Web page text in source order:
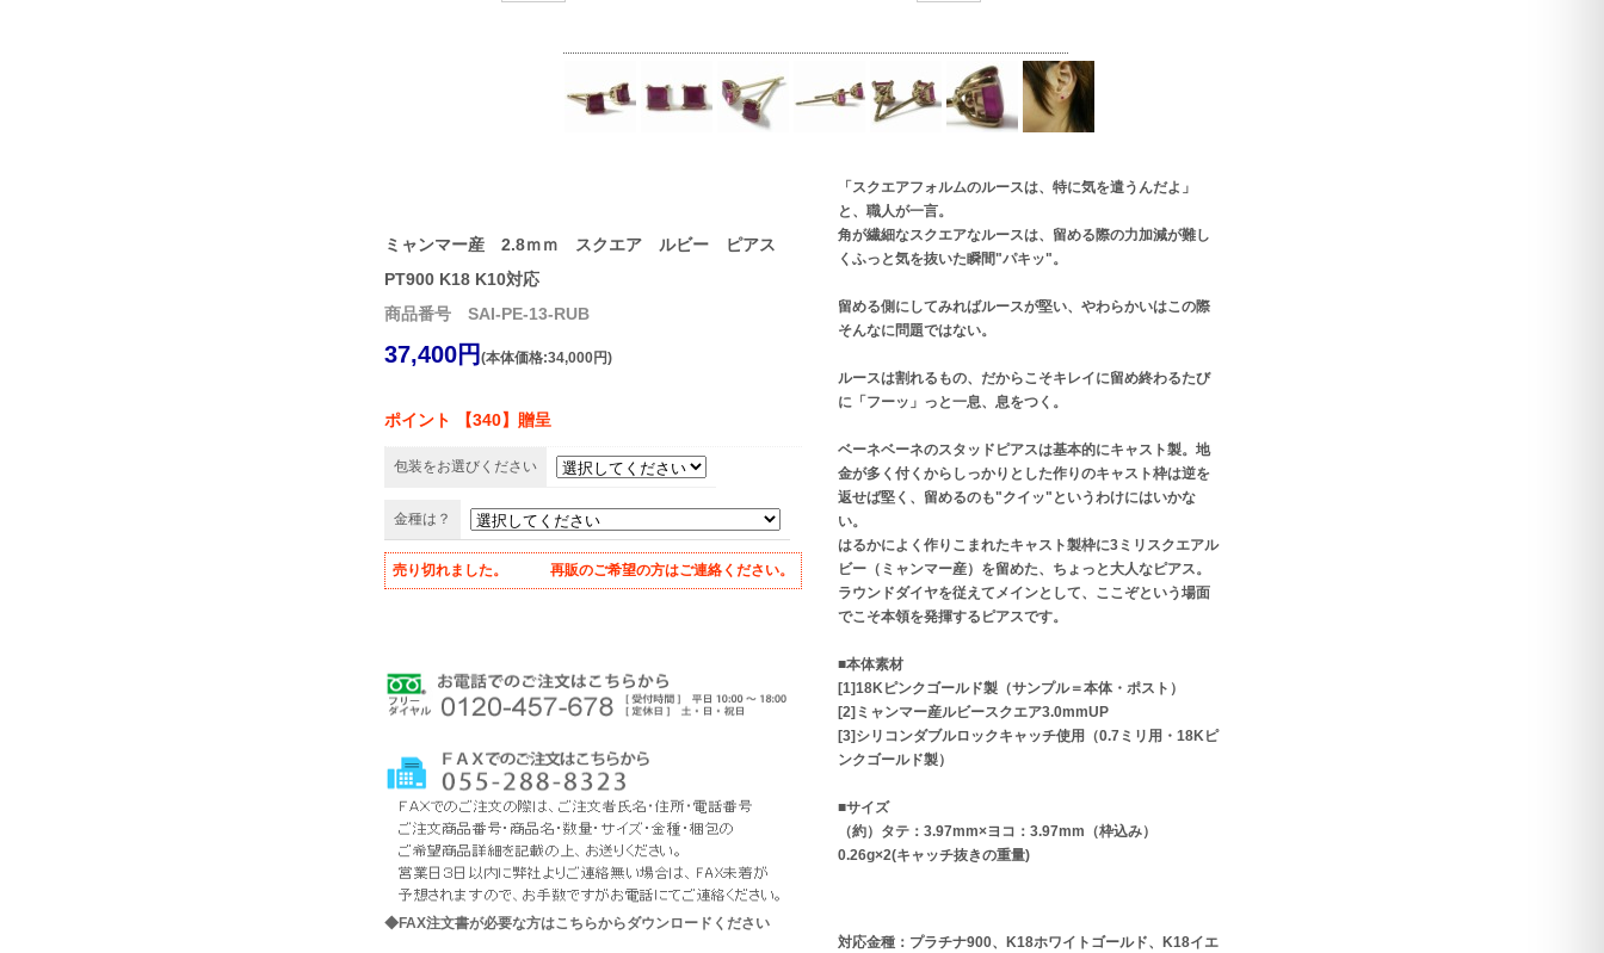
「スクエアフォルムのルースは、特に気を遣うんだよ」
と、職人が一言。
角が繊細なスクエアなルースは、留める際の力加減が難し
くふっと気を抜いた瞬間"パキッ"。
留める側にしてみればルースが堅い、やわらかいはこの際
そんなに問題ではない。
ルースは割れるもの、だからこそキレイに留め終わるたび
に「フーッ」っと一息、息をつく。
ベーネベーネのスタッドピアスは基本的にキャスト製。地
金が多く付くからしっかりとした作りのキャスト枠は逆を
返せば堅く、留めるのも"クイッ"というわけにはいかな
い。
はるかによく作りこまれたキャスト製枠に3ミリスクエアル
ビー（ミャンマー産）を留めた、ちょっと大人なピアス。
ラウンドダイヤを従えてメインとして、ここぞという場面
でこそ本領を発揮するピアスです。
■本体素材
[1]18Kピンクゴールド製（サンプル＝本体・ポスト）
[2]ミャンマー産ルビースクエア3.0mmUP
[3]シリコンダブルロックキャッチ使用（0.7ミリ用・18Kピ
ンクゴールド製）
■サイズ
（約）タテ：3.97mm×ヨコ：3.97mm（枠込み）
0.26g×2(キャッチ抜きの重量)
対応金種：プラチナ900、K18ホワイトゴールド、K18イエ
ミャンマー産 2.8ｍｍ スクエア ルビー ピアス
PT900 K18 K10対応
商品番号 SAI-PE-13-RUB
37,400円 (本体価格:34,000円)
ポイント 【340】贈呈
包装をお選びください
金種は？
売り切れました。 再販のご希望の方はご連絡ください。
◆FAX注文書が必要な方はこちらからダウンロードください